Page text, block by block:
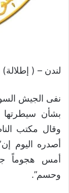
لندن – ( إطلالة)
نفى الجيش
بشأن
وقال مكتب
أصدره اليوم
أمس هجوماً
وحسم”.